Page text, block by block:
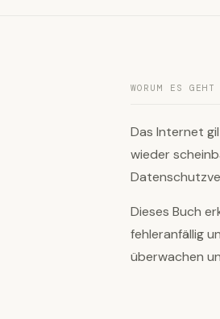
WORUM ES GEHT
Das Internet
wieder
Dieses Buch
fehleranfällig
überwachen